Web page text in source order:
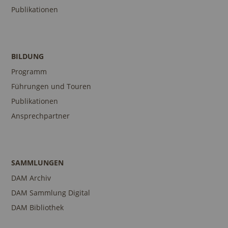
Publikationen
BILDUNG
Programm
Führungen und Touren
Publikationen
Ansprechpartner
SAMMLUNGEN
DAM Archiv
DAM Sammlung Digital
DAM Bibliothek